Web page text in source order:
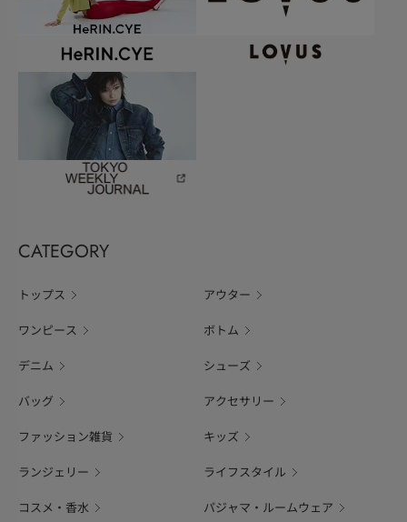
CATEGORY
トップス アウター
ワンピース ボトム
デニム シューズ
バッグ アクセサリー
ファッション雑貨 キッズ
ランジェリー ライフスタイル
コスメ・香水 パジャマ・ルームウェア